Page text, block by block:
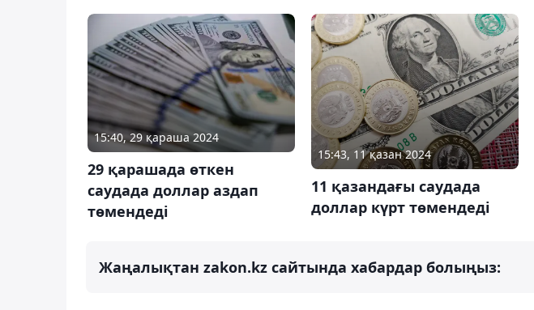
15:40, 29 қараша 2024
29 қарашада өткен
саудада доллар аздап
төмендеді
15:43, 11 қазан 2024
11 қазандағы саудада
доллар күрт төмендеді
Жаңалықтан zakon.kz сайтында хабардар болыңыз: